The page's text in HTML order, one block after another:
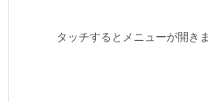
タッチするとメニューが開きま